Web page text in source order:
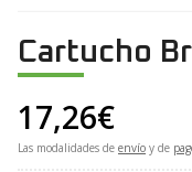
Cartucho
17,26€
Las modalidades de envío y de